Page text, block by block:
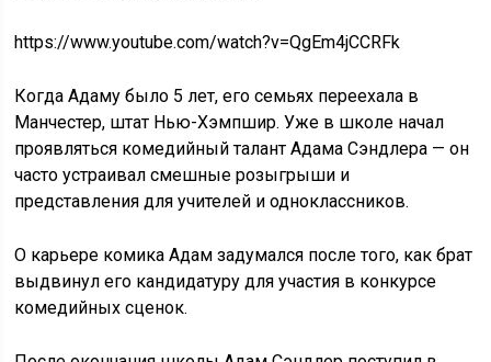
https://www.youtube.com/watch?v=QgEm4jCCRFk
Когда Адаму было 5 лет, его семьях переехала в
Манчестер, штат Нью-Хэмпшир. Уже в школе начал
проявляться комедийный талант Адама Сэндлера — он
часто устраивал смешные розыгрыши и
представления для учителей и одноклассников.
О карьере комика Адам задумался после того, как брат
выдвинул его кандидатуру для участия в конкурсе
комедийных сценок.